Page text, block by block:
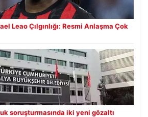
Leao Çılgınlığı: Resmi Anlaşma Çok
soruşturmasında iki yeni gözaltı